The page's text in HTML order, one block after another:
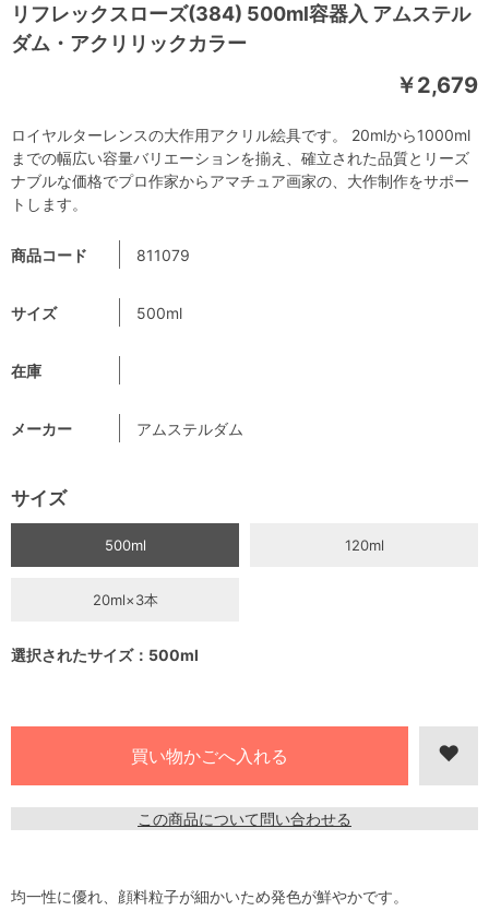
リフレックスローズ(384) 500ml容器入 アムステル
ダム・アクリリックカラー
￥2,679
商品コード 811079
サイズ 500ml
在庫
メーカー アムステルダム
サイズ
500ml 120ml
20ml×3本
選択されたサイズ：500ml
この商品について問い合わせる
ロイヤルターレンスの大作用アクリル絵具です。 20mlから1000ml
までの幅広い容量バリエーションを揃え、確立された品質とリーズ
ナブルな価格でプロ作家からアマチュア画家の、大作制作をサポー
トします。
均一性に優れ、顔料粒子が細かいため発色が鮮やかです。